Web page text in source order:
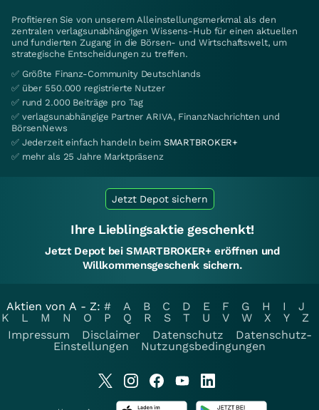
Profitieren Sie von unserem Alleinstellungsmerkmal als den
zentralen verlagsunabhängigen Wissens-Hub für einen aktuellen
und fundierten Zugang in die Börsen- und Wirtschaftswelt, um
strategische Entscheidungen zu treffen.
✅ Größte Finanz-Community Deutschlands
✅ über 550.000 registrierte Nutzer
✅ rund 2.000 Beiträge pro Tag
✅ verlagsunabhängige Partner ARIVA, FinanzNachrichten und
BörsenNews
✅ Jederzeit einfach handeln beim SMARTBROKER+
✅ mehr als 25 Jahre Marktpräsenz
Jetzt Depot sichern
Ihre Lieblingsaktie geschenkt!
Jetzt Depot bei SMARTBROKER+ eröffnen und
Willkommensgeschenk sichern.
Aktien von A - Z: # A B C D E F G H I
J
K
L M N O P Q R S T U V W X Y
Z
Impressum
Disclaimer Datenschutz
Datenschutz-
Einstellungen
Nutzungsbedingungen